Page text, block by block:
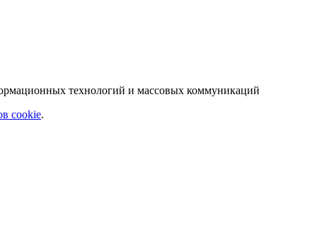
технологий и массовых коммуникаций
cookie.